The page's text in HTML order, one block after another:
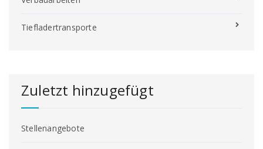
Tiefladertransporte
Zuletzt hinzugefügt
Stellenangebote